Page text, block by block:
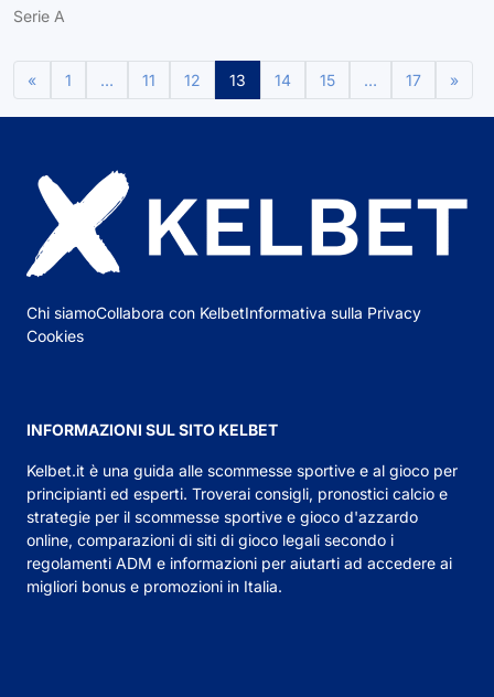
Serie A
« 1 … 11 12 13 14 15 … 17 »
Chi siamoCollabora con KelbetInformativa sulla Privacy
Cookies
INFORMAZIONI SUL SITO KELBET
Kelbet.it è una guida alle scommesse sportive e al gioco per
principianti ed esperti. Troverai consigli, pronostici calcio e
strategie per il scommesse sportive e gioco d'azzardo
online, comparazioni di siti di gioco legali secondo i
regolamenti ADM e informazioni per aiutarti ad accedere ai
migliori bonus e promozioni in Italia.